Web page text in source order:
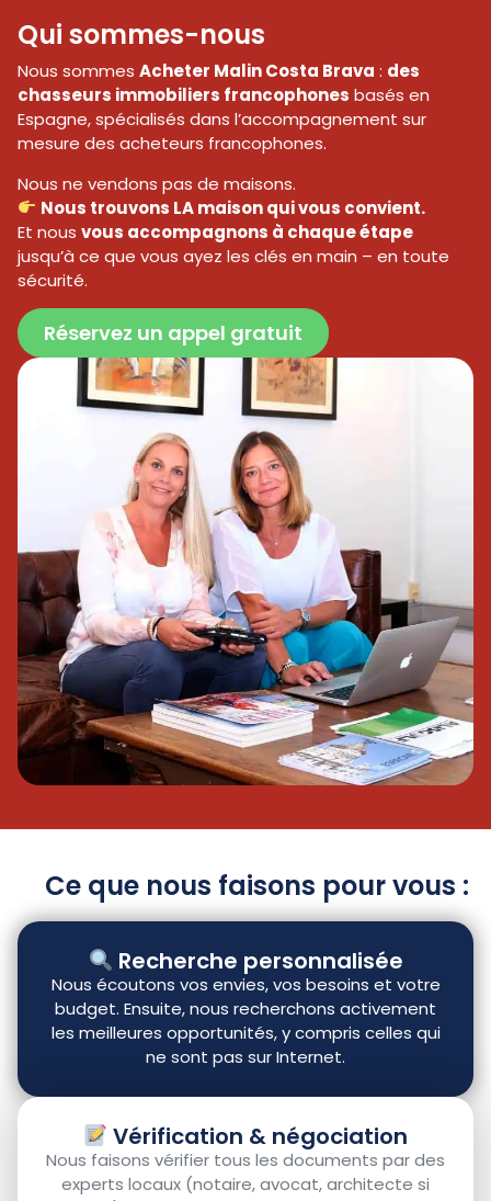
Qui sommes-nous
Nous sommes Acheter Malin Costa Brava : des
chasseurs immobiliers francophones basés en
Espagne, spécialisés dans l’accompagnement sur
mesure des acheteurs francophones.
Nous ne vendons pas de maisons.
Nous trouvons LA maison qui vous convient.
Et nous vous accompagnons à chaque étape
jusqu’à ce que vous ayez les clés en main – en toute
sécurité.
Réservez un appel gratuit
Ce que nous faisons pour vous :
Recherche personnalisée
Nous écoutons vos envies, vos besoins et votre
budget. Ensuite, nous recherchons activement
les meilleures opportunités, y compris celles qui
ne sont pas sur Internet.
Vérification & négociation
Nous faisons vérifier tous les documents par des
experts locaux (notaire, avocat, architecte si